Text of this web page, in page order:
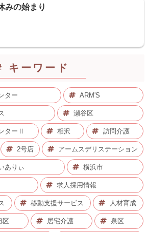
みの始まり
キーワード
ター ARM'S
瀬谷区
ターⅡ 相沢 訪問介護
2号店 アームスデリステーション
ありぃ 横浜市
求人採用情報
移動支援サービス 人材育成
区 居宅介護 泉区